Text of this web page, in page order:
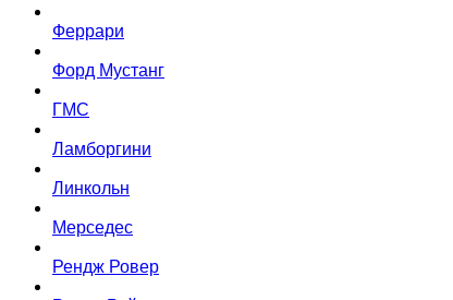
Феррари
Форд Мустанг
ГМС
Ламборгини
Линкольн
Мерседес
Рендж Ровер